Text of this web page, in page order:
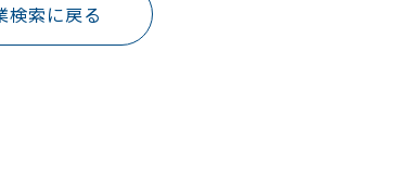
検索に戻る